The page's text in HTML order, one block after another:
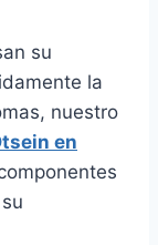
su
la
nuestro
en